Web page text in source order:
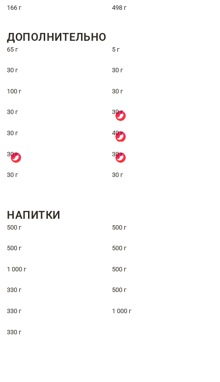
166 г 498 г
ДОПОЛНИТЕЛЬНО
65 г 5 г
30 г 30 г
100 г 30 г
30 г 30 г
30 г 40 г
30 г 30 г
30 г 30 г
НАПИТКИ
500 г 500 г
500 г 500 г
1 000 г 500 г
330 г 500 г
330 г 1 000 г
330 г